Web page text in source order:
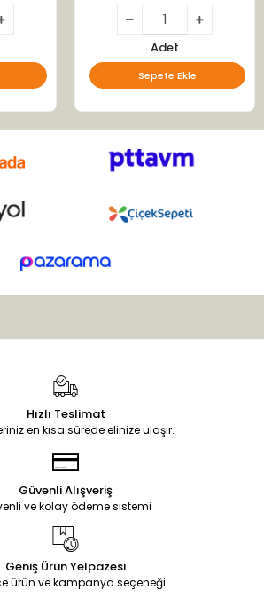
Adet
Sepete Ekle
Hızlı Teslimat
en kısa sürede elinize ulaşır.
Güvenli Alışveriş
ve kolay ödeme sistemi
Geniş Ürün Yelpazesi
ürün ve kampanya seçeneği